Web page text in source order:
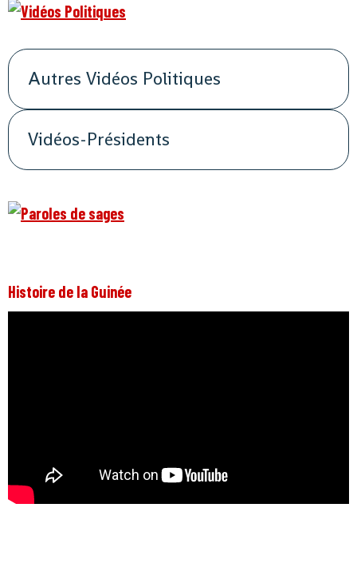
Autres Vidéos Politiques
Vidéos-Présidents
Histoire de la Guinée